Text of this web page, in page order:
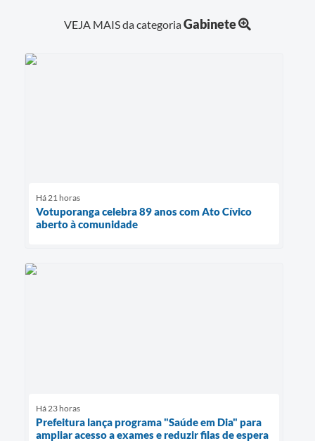
VEJA MAIS da categoriaGabinete
Há 21 horas
Votuporanga celebra 89 anos com Ato Cívico
aberto à comunidade
Há 23 horas
Prefeitura lança programa "Saúde em Dia" para
ampliar acesso a exames e reduzir filas de espera